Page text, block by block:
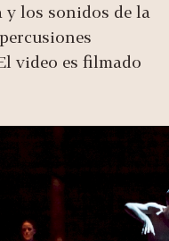
los sonidos de la
video es filmado